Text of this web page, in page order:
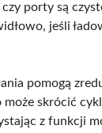
porty są
jeśli
pomogą
może skrócić
z funkcji